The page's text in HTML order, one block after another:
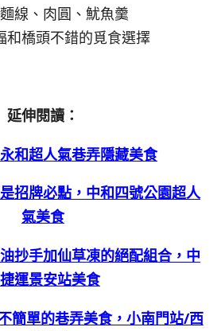
線、肉圓、魷魚羹
和橋頭不錯的覓食選擇
延伸閱讀：
和超人氣巷弄隱藏美食
招牌必點，中和四號公園超人
氣美食
抄手加仙草凍的絕配組合，中
運景安站美食
簡單的巷弄美食，小南門站/西